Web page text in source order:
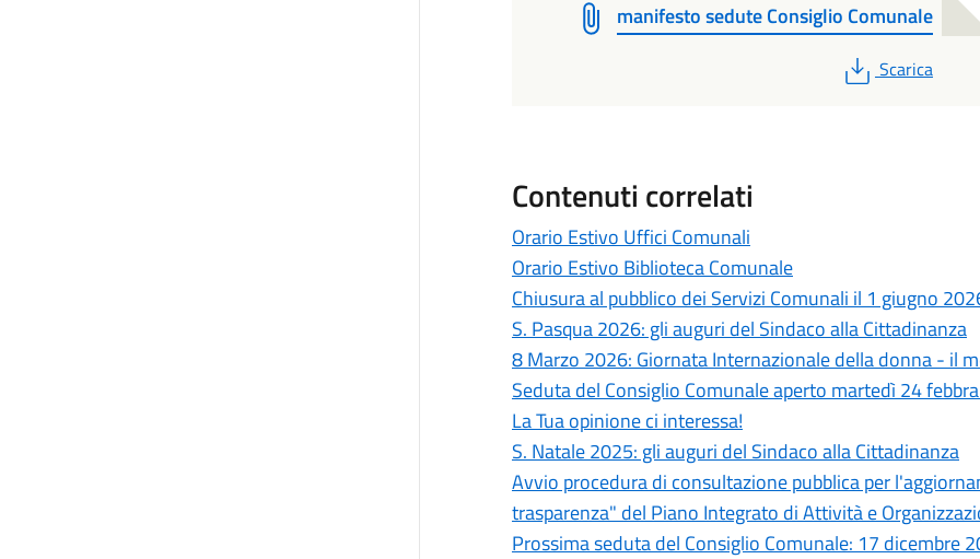
manifesto sedute Consiglio Comunale
PDF
Scarica
Contenuti correlati
Orario Estivo Uffici Comunali
Orario Estivo Biblioteca Comunale
Chiusura al pubblico dei Servizi Comunali il 1 giugno
S. Pasqua 2026: gli auguri del Sindaco alla Cittadinanza
8 Marzo 2026: Giornata Internazionale della donna - il
Seduta del Consiglio Comunale aperto martedì 24
La Tua opinione ci interessa!
S. Natale 2025: gli auguri del Sindaco alla Cittadinanza
Avvio procedura di consultazione pubblica per
trasparenza" del Piano Integrato di Attività e
Prossima seduta del Consiglio Comunale: 17 dicembre